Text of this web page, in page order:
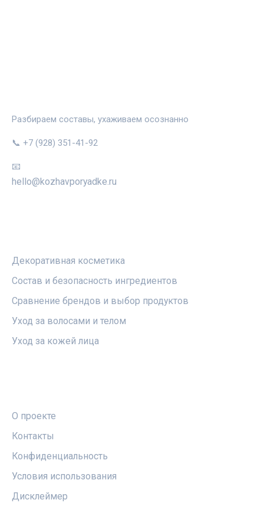
Разбираем составы, ухаживаем осознанно
📞 +7 (928) 351-41-92
📧
hello@kozhavporyadke.ru
Декоративная косметика
Состав и безопасность ингредиентов
Сравнение брендов и выбор продуктов
Уход за волосами и телом
Уход за кожей лица
О проекте
Контакты
Конфиденциальность
Условия использования
Дисклеймер